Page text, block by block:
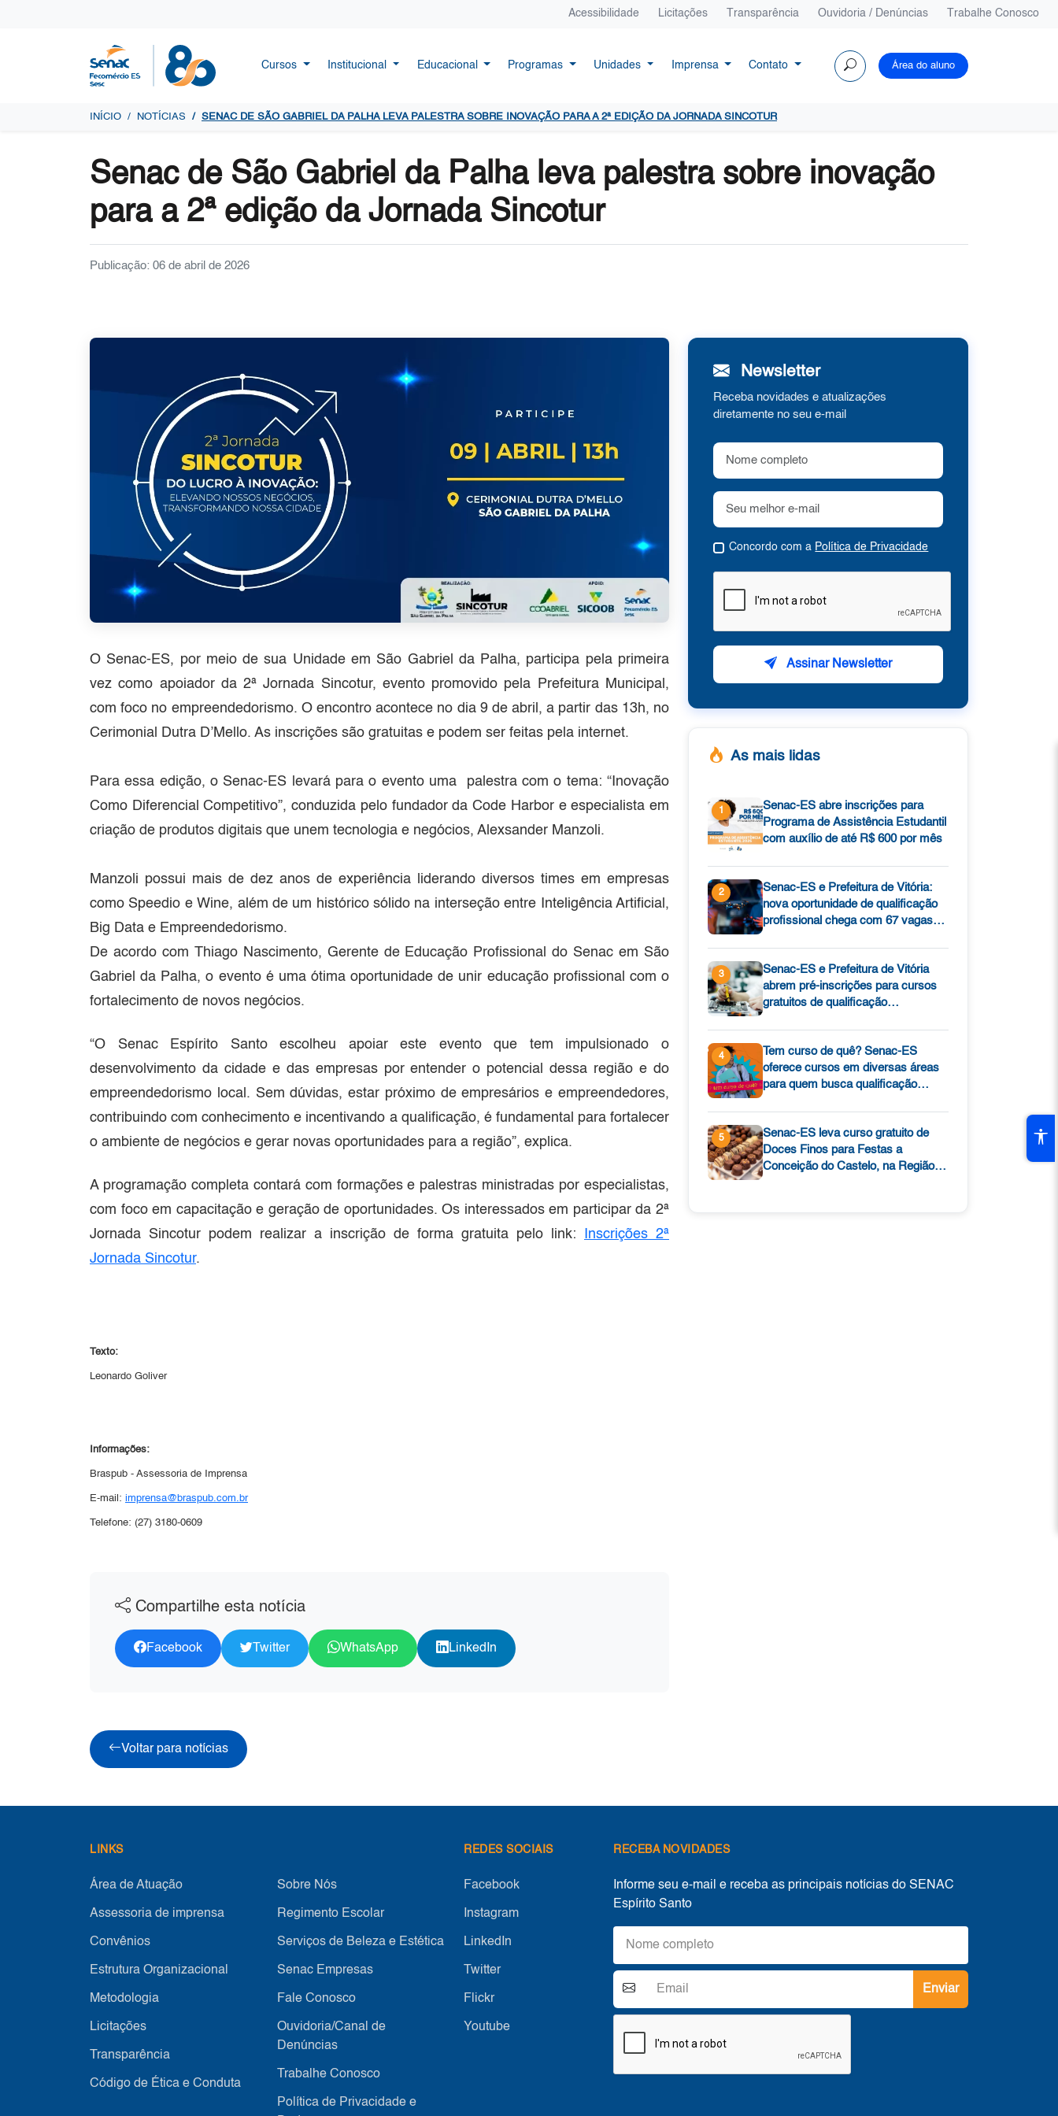
Acessibilidade Licitações Transparência Ouvidoria / Denúncias Trabalhe Conosco
Cursos Institucional Educacional Programas Unidades Imprensa Contato Área do aluno
INÍCIO NOTÍCIAS SENAC DE SÃO GABRIEL DA PALHA LEVA PALESTRA SOBRE INOVAÇÃO PARA A 2ª EDIÇÃO DA JORNADA SINCOTUR
Senac de São Gabriel da Palha leva palestra sobre inovação
para a 2ª edição da Jornada Sincotur
Publicação: 06 de abril de 2026
O Senac-ES, por meio de sua Unidade em São Gabriel da Palha, participa pela primeira
vez como apoiador da 2ª Jornada Sincotur, evento promovido pela Prefeitura Municipal,
com foco no empreendedorismo. O encontro acontece no dia 9 de abril, a partir das 13h, no
Cerimonial Dutra D’Mello. As inscrições são gratuitas e podem ser feitas pela internet.
Para essa edição, o Senac-ES levará para o evento uma palestra com o tema: “Inovação
Como Diferencial Competitivo”, conduzida pelo fundador da Code Harbor e especialista em
criação de produtos digitais que unem tecnologia e negócios, Alexsander Manzoli.
Manzoli possui mais de dez anos de experiência liderando diversos times em empresas
como Speedio e Wine, além de um histórico sólido na interseção entre Inteligência Artificial,
Big Data e Empreendedorismo.
De acordo com Thiago Nascimento, Gerente de Educação Profissional do Senac em São
Gabriel da Palha, o evento é uma ótima oportunidade de unir educação profissional com o
fortalecimento de novos negócios.
“O Senac Espírito Santo escolheu apoiar este evento que tem impulsionado o
desenvolvimento da cidade e das empresas por entender o potencial dessa região e do
empreendedorismo local. Sem dúvidas, estar próximo de empresários e empreendedores,
contribuindo com conhecimento e incentivando a qualificação, é fundamental para fortalecer
o ambiente de negócios e gerar novas oportunidades para a região”, explica.
A programação completa contará com formações e palestras ministradas por especialistas,
com foco em capacitação e geração de oportunidades. Os interessados em participar da 2ª
Jornada Sincotur podem realizar a inscrição de forma gratuita pelo link:
Inscrições 2ª
Jornada Sincotur.
Texto:
Leonardo Goliver
Informações:
Braspub - Assessoria de Imprensa
E-mail: imprensa@braspub.com.br
Telefone: (27) 3180-0609
Compartilhe esta notícia
Facebook Twitter WhatsApp LinkedIn
Voltar para notícias
Newsletter
Receba novidades e atualizações
diretamente no seu e-mail
Concordo com a Política de Privacidade
Assinar Newsletter
As mais lidas
1
Senac-ES abre inscrições para
Programa de Assistência Estudantil
com auxílio de até R$ 600 por mês
2
Senac-ES e Prefeitura de Vitória:
nova oportunidade de qualificação
profissional chega com 67 vagas
3
Senac-ES e Prefeitura de Vitória
abrem pré-inscrições para cursos
gratuitos de qualificação
4
Tem curso de quê? Senac-ES
oferece cursos em diversas áreas
para quem busca qualificação
5
Senac-ES leva curso gratuito de
Doces Finos para Festas a
Conceição do Castelo, na Região
LINKS
Área de Atuação
Assessoria de imprensa
Convênios
Estrutura Organizacional
Metodologia
Licitações
Transparência
Código de Ética e Conduta
Sobre Nós
Regimento Escolar
Serviços de Beleza e Estética
Senac Empresas
Fale Conosco
Ouvidoria/Canal de
Denúncias
Trabalhe Conosco
Política de Privacidade e
REDES SOCIAIS
Facebook
Instagram
LinkedIn
Twitter
Flickr
Youtube
RECEBA NOVIDADES
Informe seu e-mail e receba as principais notícias do SENAC
Espírito Santo
Enviar